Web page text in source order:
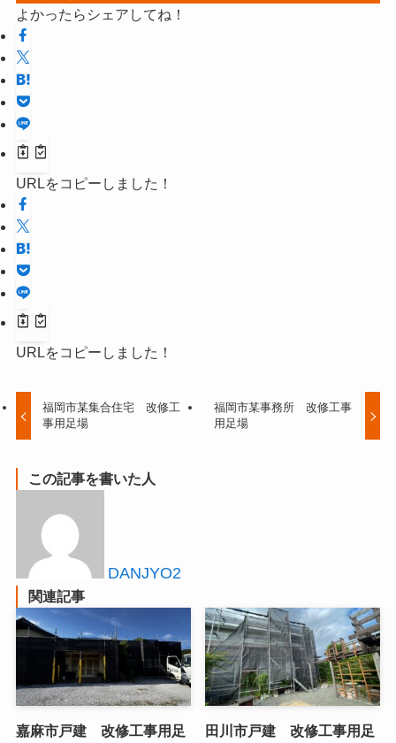
よかったらシェアしてね！
URLをコピーしました！
URLをコピーしました！
福岡市某集合住宅 改修工
事用足場
福岡市某事務所 改修工事
用足場
この記事を書いた人
DANJYO2
関連記事
嘉麻市戸建 改修工事用足
田川市戸建 改修工事用足